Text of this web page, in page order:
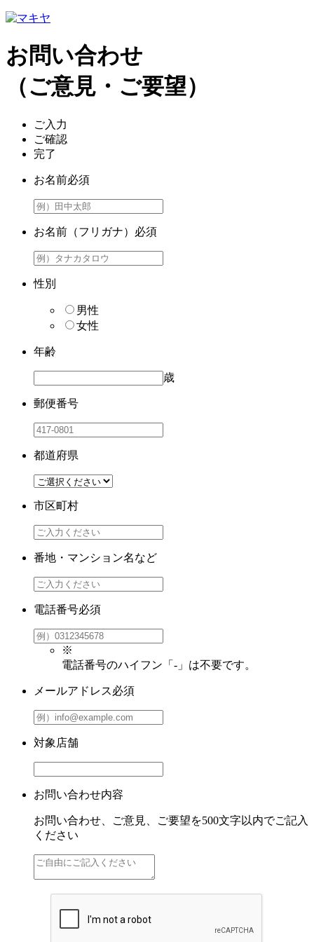
お問い合わせ
（ご意見・ご要望）
ご入力
ご確認
完了
お名前必須
お名前（フリガナ） 必須
性別
男性
女性
年齢
歳
郵便番号
都道府県
市区町村
番地・マンション名など
電話番号必須
※
電話番号のハイフン「-」は不要です。
メールアドレス必須
対象店舗
お問い合わせ内容
お問い合わせ、ご意見、ご要望を500文字以内でご記入
ください